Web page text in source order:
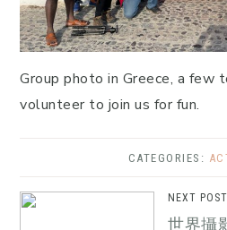
Group photo in Greece, a few
volunteer to join us for fun.
CATEGORIES:
NEXT
世界攝